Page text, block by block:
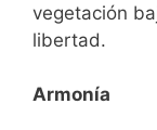
vegetación
libertad.
Armonía